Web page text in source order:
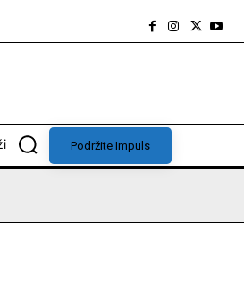
Podržite Impuls